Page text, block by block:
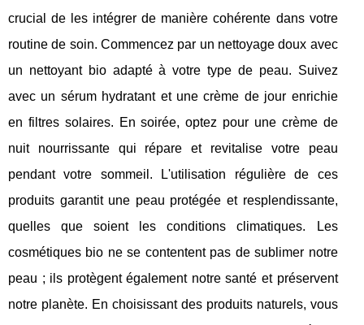
crucial de les intégrer de manière cohérente dans votre
routine de soin. Commencez par un nettoyage doux avec
un nettoyant bio adapté à votre type de peau. Suivez
avec un sérum hydratant et une crème de jour enrichie
en filtres solaires. En soirée, optez pour une crème de
nuit nourrissante qui répare et revitalise votre peau
pendant votre sommeil. L'utilisation régulière de ces
produits garantit une peau protégée et resplendissante,
quelles que soient les conditions climatiques. Les
cosmétiques bio ne se contentent pas de sublimer notre
peau ; ils protègent également notre santé et préservent
notre planète. En choisissant des produits naturels, vous